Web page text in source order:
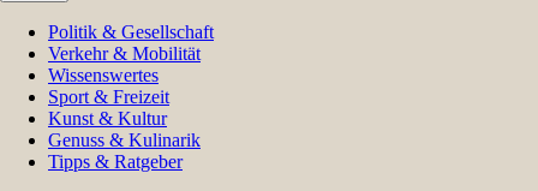
Politik & Gesellschaft
Verkehr & Mobilität
Wissenswertes
Sport & Freizeit
Kunst & Kultur
Genuss & Kulinarik
Tipps & Ratgeber